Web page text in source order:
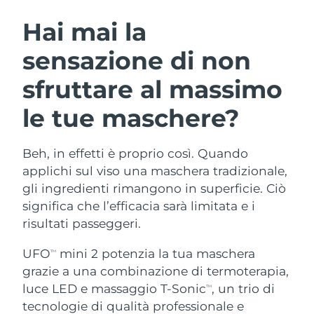
Hai mai la
sensazione di non
sfruttare al massimo
le tue maschere?
Beh, in effetti è proprio così. Quando
applichi sul viso una maschera tradizionale,
gli ingredienti rimangono in superficie. Ciò
significa che l’efficacia sarà limitata e i
risultati passeggeri.
UFOTM
mini 2 potenzia la tua maschera
grazie a una combinazione di termoterapia,
luce LED e massaggio T-SonicTM, un trio di
tecnologie di qualità professionale e
Detersione viso
LUNA™ 4 pacchetto
Anti-aging massage
LUNA™ 4 Plus
Massage, LED heating
LUNA™ 4 Men
For men, anti-aging massage
Lifting viso
BEAR™ 2 pacchetto
Microcurrent toning
BEAR™ 2 go
Microcurrent toning on-the-go
BEAR™ 2 eyes & lips
Microcurrent line smoothing device
Idratazione
UFO™ 3 pacchetto
Deep facial hydration
UFO™ 3 LED
Near-infrared and red light therapy
device
Igiene orale
issa™ 4
Hybrid silicone sonic toothbrush
issa™ 4 plus
Smart hybrid silicone sonic toothbrush
TRATTAMENTI ANTI-AGE FAQ™
Anti-age Trattamenti LED
Austria
Bahrein Consegna stimata
Belgio Consegna stimata8/8/26
Bermuda Consegna stimata
Bosnia ed
Erzegovina
Consegna stimata
Brunei Consegna stimata
Canada Consegna stimata8/12/26
Cile Consegna stimata